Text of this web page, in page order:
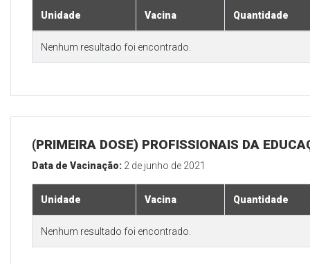
Unidade Vacina Quantidade
Nenhum resultado foi encontrado.
(PRIMEIRA DOSE) PROFISSIONAIS DA
Data de Vacinação: 2 de junho de 2021
Unidade Vacina Quantidade
Nenhum resultado foi encontrado.